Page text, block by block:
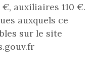
auxiliaires 110 €.
auxquels ce
sur le site